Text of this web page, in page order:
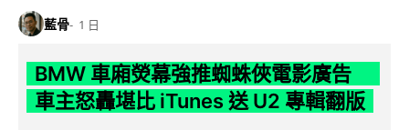
藍骨 1 日
BMW 車廂熒幕強推蜘蛛俠電影廣告
車主怒轟堪比 iTunes 送 U2 專輯翻版